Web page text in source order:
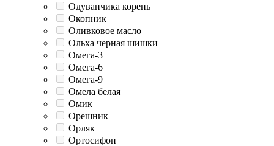
Одуванчика корень
Окопник
Оливковое масло
Ольха черная шишки
Омега-3
Омега-6
Омега-9
Омела белая
Омик
Орешник
Орляк
Ортосифон